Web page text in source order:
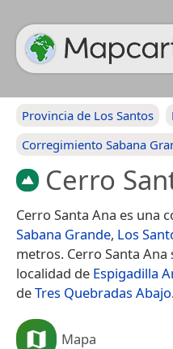
Provincia de Los Santos
Corregimiento Sabana
Cerro
Cerro Santa Ana es una
Sabana Grande, Los
metros. Cerro Santa
localidad de Espigadilla
deTres Quebradas Abajo
Mapa